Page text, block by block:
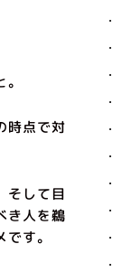
時点で対
そして目
き人を鵜
す。